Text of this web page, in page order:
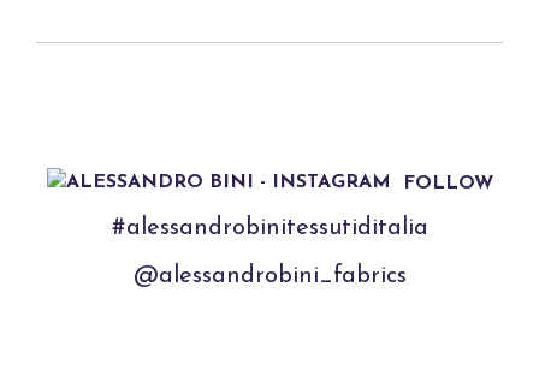
FOLLOW
#alessandrobinitessutiditalia
@alessandrobini_fabrics